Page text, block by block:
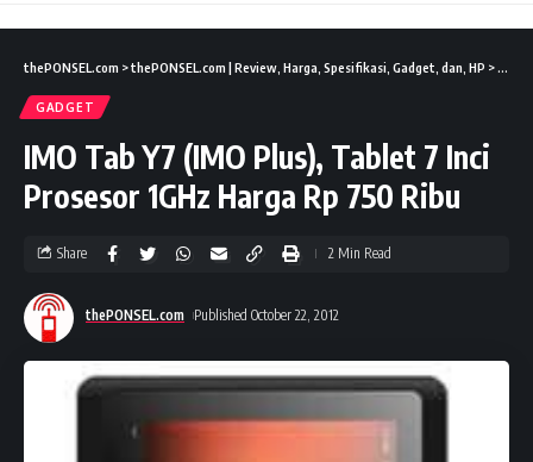
thePONSEL.com >thePONSEL.com | Review, Harga, Spesifikasi, Gadget, dan, HP >
GADGET
IMO Tab Y7 (IMO Plus), Tablet 7 Inci
Prosesor 1GHz Harga Rp 750 Ribu
thePONSEL.com Published October 22, 2012
Share 2 Min Read